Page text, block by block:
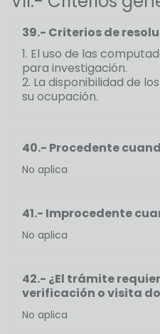
39.- Criterios de
1. El uso de las
para investigación.
2. La disponibilidad de
su ocupación.
40.- Procedente
No aplica
41.- Improcedente
No aplica
42.- ¿El trámite
verificación o visita
No aplica